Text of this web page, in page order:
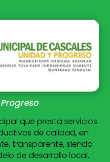
que presta servicios
de calidad, en
transparente, siendo
de desarrollo local.